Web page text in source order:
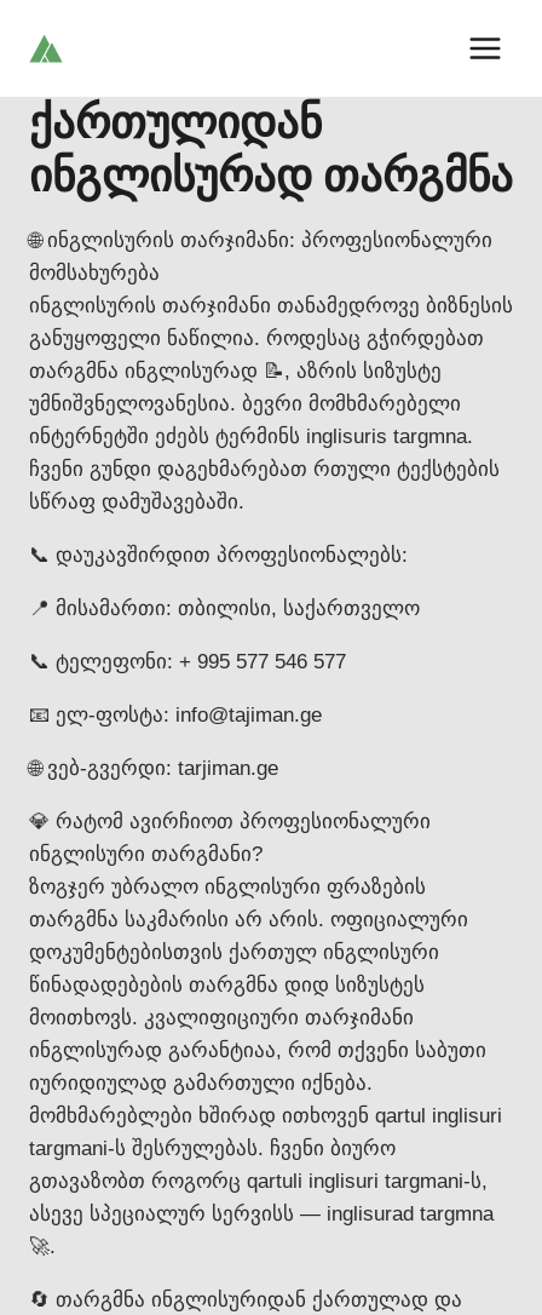
ქართულიდან
ინგლისურად თარგმნა
🌐 ინგლისურის თარჯიმანი: პროფესიონალური
მომსახურება
ინგლისურის თარჯიმანი თანამედროვე ბიზნესის
განუყოფელი ნაწილია. როდესაც გჭირდებათ
თარგმნა ინგლისურად 📝, აზრის სიზუსტე
უმნიშვნელოვანესია. ბევრი მომხმარებელი
ინტერნეტში ეძებს ტერმინს inglisuris targmna.
ჩვენი გუნდი დაგეხმარებათ რთული ტექსტების
სწრაფ დამუშავებაში.
📞 დაუკავშირდით პროფესიონალებს:
📍 მისამართი: თბილისი, საქართველო
📞 ტელეფონი: + 995 577 546 577
📧 ელ-ფოსტა: info@tajiman.ge
🌐 ვებ-გვერდი: tarjiman.ge
💎 რატომ ავირჩიოთ პროფესიონალური
ინგლისური თარგმანი?
ზოგჯერ უბრალო ინგლისური ფრაზების
თარგმნა საკმარისი არ არის. ოფიციალური
დოკუმენტებისთვის ქართულ ინგლისური
წინადადებების თარგმნა დიდ სიზუსტეს
მოითხოვს. კვალიფიციური თარჯიმანი
ინგლისურად გარანტიაა, რომ თქვენი საბუთი
იურიდიულად გამართული იქნება.
მომხმარებლები ხშირად ითხოვენ qartul inglisuri
targmani-ს შესრულებას. ჩვენი ბიურო
გთავაზობთ როგორც qartuli inglisuri targmani-ს,
ასევე სპეციალურ სერვისს — inglisurad targmna
🚀.
🔄 თარგმნა ინგლისურიდან ქართულად და